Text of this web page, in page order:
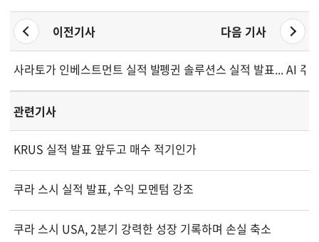
이전기사 다음 기사
사라토가 인베스트먼트 실적 발표... 압박 속 성장세 시현
펭귄 솔루션스 실적 발표... AI 주
관련기사
KRUS 실적 발표 앞두고 매수 적기인가
쿠라 스시 실적 발표, 수익 모멘텀 강조
쿠라 스시 USA, 2분기 강력한 성장 기록하며 손실 축소